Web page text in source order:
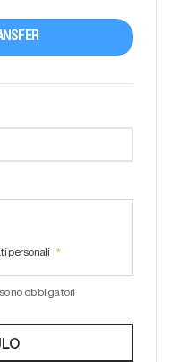
personali
sono obbligatori